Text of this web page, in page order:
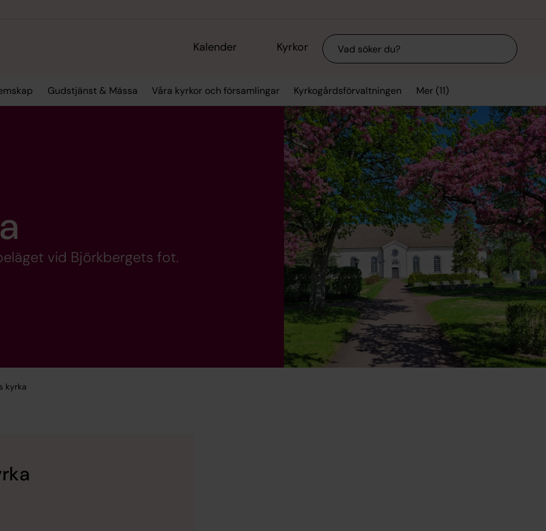
Kalender Kyrkor Sök
Gudstjänst & Mässa Våra kyrkor och församlingar Kyrkogårdsförvaltningen Mer (11)
kyrka
vid Björkbergets fot.